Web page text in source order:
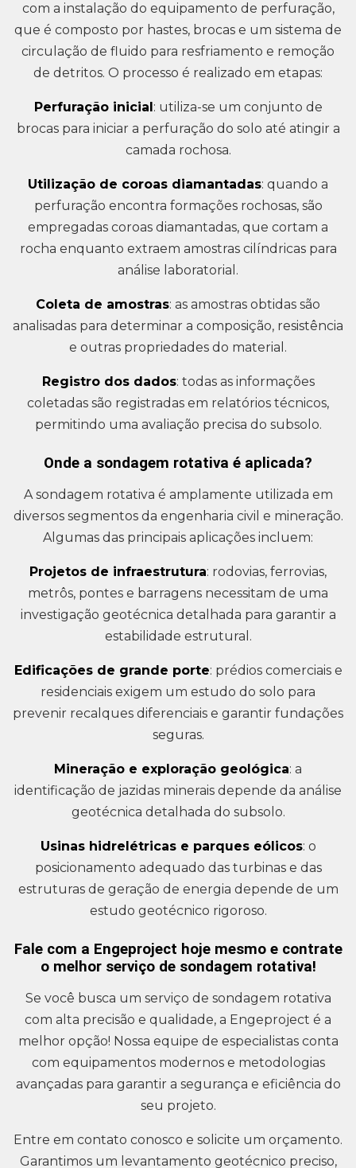
com a instalação do equipamento de perfuração,
que é composto por hastes, brocas e um sistema de
circulação de fluido para resfriamento e remoção
de detritos. O processo é realizado em etapas:
Perfuração inicial: utiliza-se um conjunto de
brocas para iniciar a perfuração do solo até atingir a
camada rochosa.
Utilização de coroas diamantadas: quando a
perfuração encontra formações rochosas, são
empregadas coroas diamantadas, que cortam a
rocha enquanto extraem amostras cilíndricas para
análise laboratorial.
Coleta de amostras: as amostras obtidas são
analisadas para determinar a composição, resistência
e outras propriedades do material.
Registro dos dados: todas as informações
coletadas são registradas em relatórios técnicos,
permitindo uma avaliação precisa do subsolo.
Onde a sondagem rotativa é aplicada?
A sondagem rotativa é amplamente utilizada em
diversos segmentos da engenharia civil e mineração.
Algumas das principais aplicações incluem:
Projetos de infraestrutura: rodovias, ferrovias,
metrôs, pontes e barragens necessitam de uma
investigação geotécnica detalhada para garantir a
estabilidade estrutural.
Edificações de grande porte: prédios comerciais e
residenciais exigem um estudo do solo para
prevenir recalques diferenciais e garantir fundações
seguras.
Mineração e exploração geológica: a
identificação de jazidas minerais depende da análise
geotécnica detalhada do subsolo.
Usinas hidrelétricas e parques eólicos: o
posicionamento adequado das turbinas e das
estruturas de geração de energia depende de um
estudo geotécnico rigoroso.
Fale com a Engeproject hoje mesmo e contrate
o melhor serviço de sondagem rotativa!
Se você busca um serviço de sondagem rotativa
com alta precisão e qualidade, a Engeproject é a
melhor opção! Nossa equipe de especialistas conta
com equipamentos modernos e metodologias
avançadas para garantir a segurança e eficiência do
seu projeto.
Entre em contato conosco e solicite um orçamento.
Garantimos um levantamento geotécnico preciso,